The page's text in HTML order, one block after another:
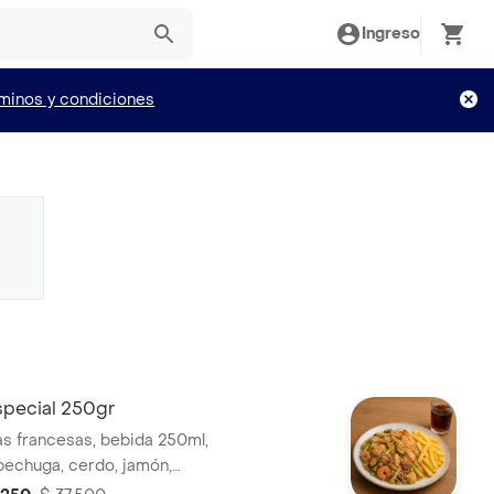
Ingreso
y condiciones
250gr
francesas, bebida 250ml,
cerdo, jamón,